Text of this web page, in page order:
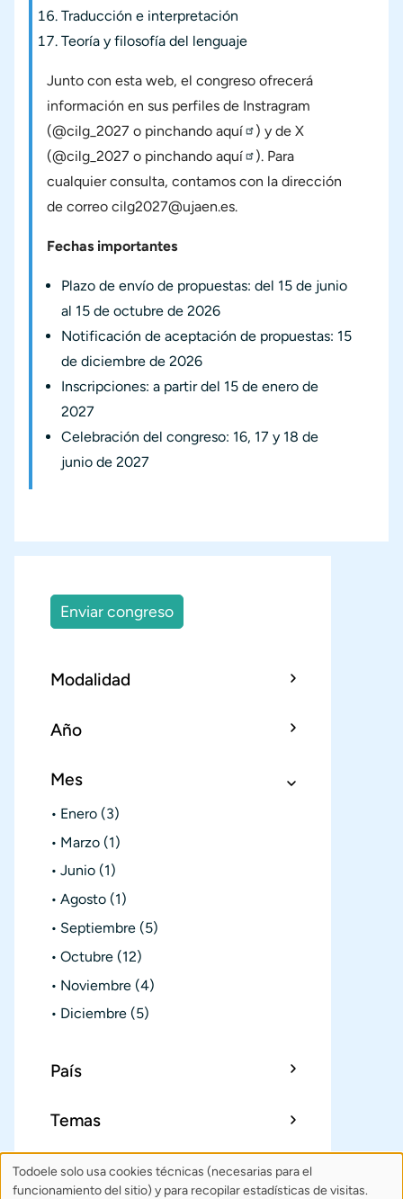
Traducción e interpretación
Teoría y filosofía del lenguaje
Junto con esta web, el congreso ofrecerá
información en sus perfiles de Instragram
(@cilg_2027 o pinchando aquí
) y de X
(@cilg_2027 o pinchando aquí
). Para
cualquier consulta, contamos con la dirección
de correo cilg2027@ujaen.es.
Fechas importantes
Plazo de envío de propuestas: del 15 de junio
al 15 de octubre de 2026
Notificación de aceptación de propuestas: 15
de diciembre de 2026
Inscripciones: a partir del 15 de enero de
2027
Celebración del congreso: 16, 17 y 18 de
junio de 2027
Enviar congreso
Modalidad
Año
Mes
Enero (3)
Marzo (1)
Junio (1)
Agosto (1)
Septiembre (5)
Octubre (12)
Noviembre (4)
Diciembre (5)
País
Temas
Sobre TodoeleÍndice Publica
Uso
Todoele solo usa cookies técnicas (necesarias para el
funcionamiento del sitio) y para recopilar estadísticas de visitas.